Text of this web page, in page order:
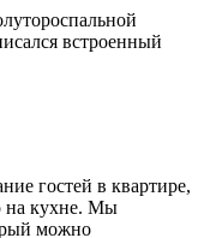
встроенный
гостей в квартире,
на кухне. Мы
можно